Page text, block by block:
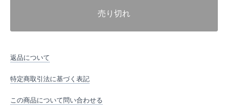
売り切れ
返品について
特定商取引法に基づく表記
この商品について問い合わせる